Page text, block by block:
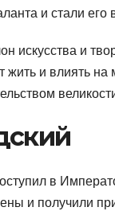
и стали его
искусства и
жить и влиять
в
и получили